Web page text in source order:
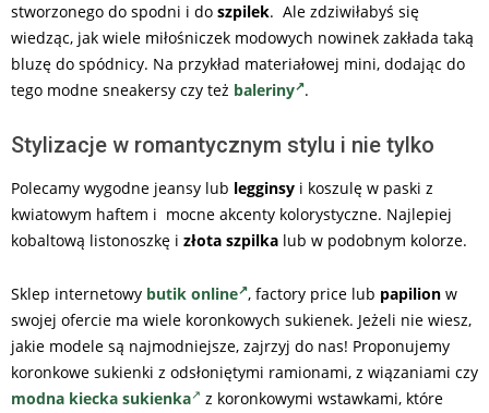
stworzonego do spodni i do szpilek. Ale zdziwiłabyś się
wiedząc, jak wiele miłośniczek modowych nowinek zakłada taką
bluzę do spódnicy. Na przykład materiałowej mini, dodając do
tego modne sneakersy czy też baleriny .
Stylizacje w romantycznym stylu i nie tylko
Polecamy wygodne jeansy lub legginsy i koszulę w paski z
kwiatowym haftem i mocne akcenty kolorystyczne. Najlepiej
kobaltową listonoszkę i złota szpilka lub w podobnym kolorze.
Sklep internetowy butik online , factory price lub papilion w
swojej ofercie ma wiele koronkowych sukienek. Jeżeli nie wiesz,
jakie modele są najmodniejsze, zajrzyj do nas! Proponujemy
koronkowe sukienki z odsłoniętymi ramionami, z wiązaniami czy
modna kiecka sukienka
z koronkowymi wstawkami, które